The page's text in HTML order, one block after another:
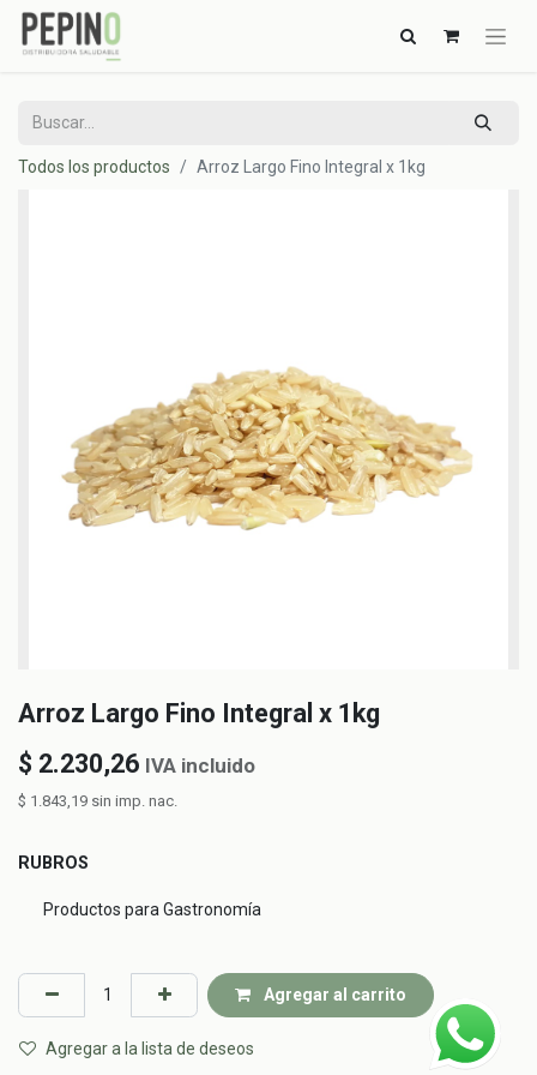
Todos los productos Arroz Largo Fino Integral x 1kg
Arroz Largo Fino Integral x 1kg
$ 2.230,26 IVA incluido
$ 1.843,19 sin imp. nac.
RUBROS
Productos para Gastronomía
Agregar al carrito
Agregar a la lista de deseos